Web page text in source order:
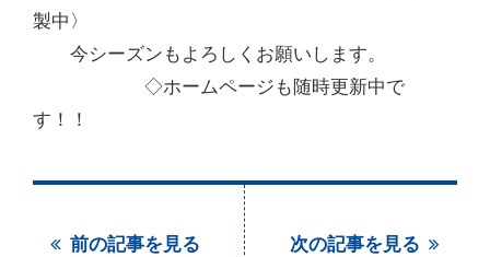
製中〉
今シーズンもよろしくお願いします。
◇ホームページも随時更新中で
す！！
前の記事を見る 次の記事を見る